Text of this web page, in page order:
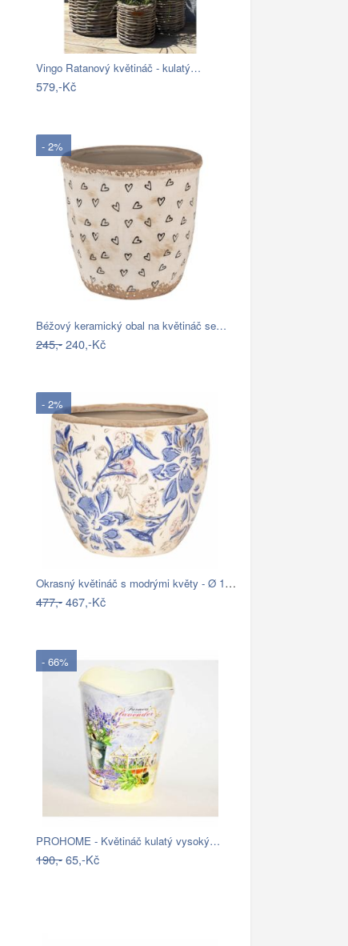
Vingo Ratanový květináč - kulatý…
579,-Kč
- 2%
Béžový keramický obal na květináč se…
245,-240,-Kč
- 2%
Okrasný květináč s modrými květy - Ø 18…
477,-467,-Kč
- 66%
PROHOME - Květináč kulatý vysoký…
190,-65,-Kč